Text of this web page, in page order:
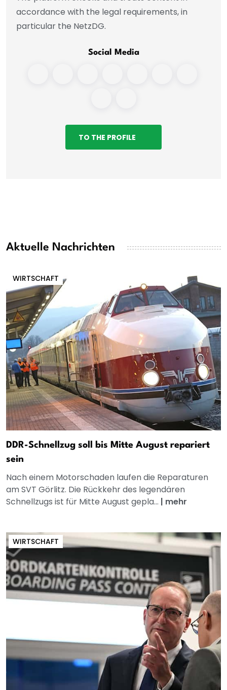
accordance with the legal requirements, in
particular the NetzDG.
Social Media
TO THE PROFILE
Aktuelle Nachrichten
WIRTSCHAFT
DDR-Schnellzug soll bis Mitte August repariert
sein
Nach einem Motorschaden laufen die Reparaturen
am SVT Görlitz. Die Rückkehr des legendären
Schnellzugs ist für Mitte August gepla... | mehr
WIRTSCHAFT